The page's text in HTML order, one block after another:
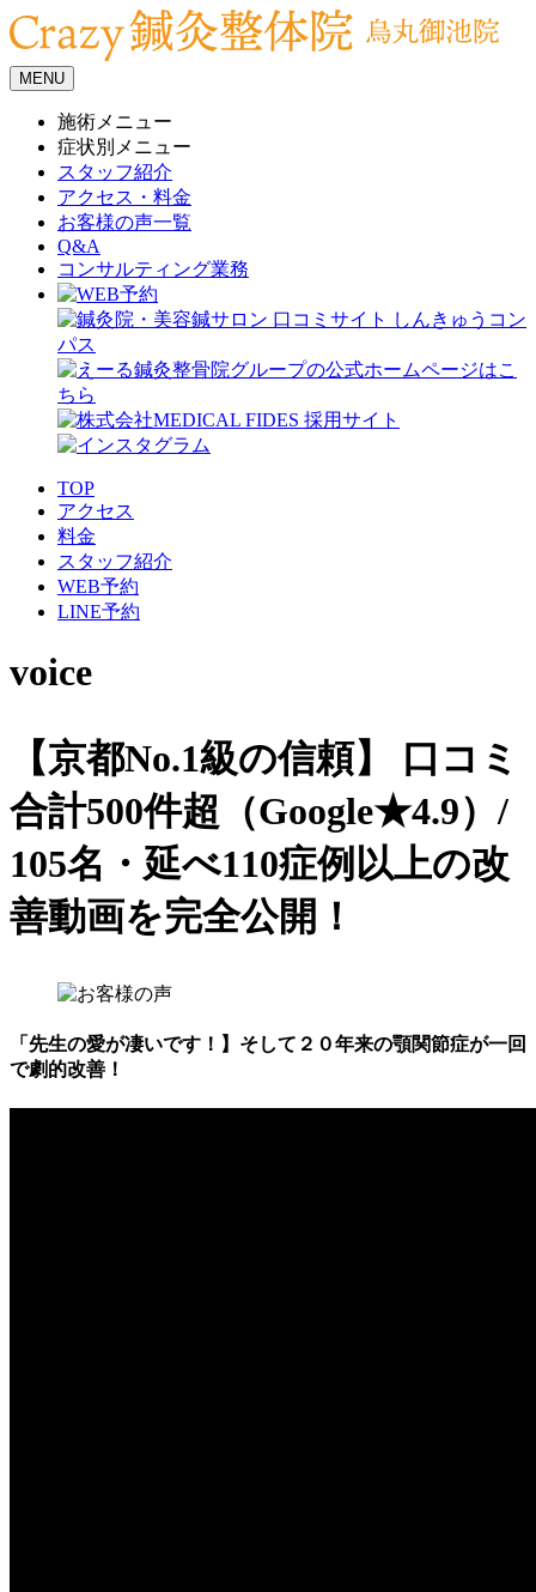
MENU
施術メニュー
症状別メニュー
スタッフ紹介
アクセス・料金
お客様の声一覧
Q&A
コンサルティング業務
TOP
アクセス
料金
スタッフ紹介
WEB予約
LINE予約
voice
【京都No.1級の信頼】
口コミ
合計500件超（Google★4.9）/
105名・延べ110症例以上の改
善動画を完全公開！
「先生の愛が凄いです！】そして２０年来の顎関節症が一回
で劇的改善！